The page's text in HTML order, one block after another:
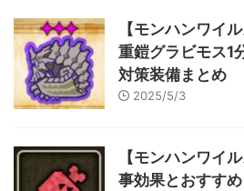
【モンハンワイ
重鎧グラビモス1
対策装備まとめ
2025/5/3
【モンハンワイ
事効果とおすす